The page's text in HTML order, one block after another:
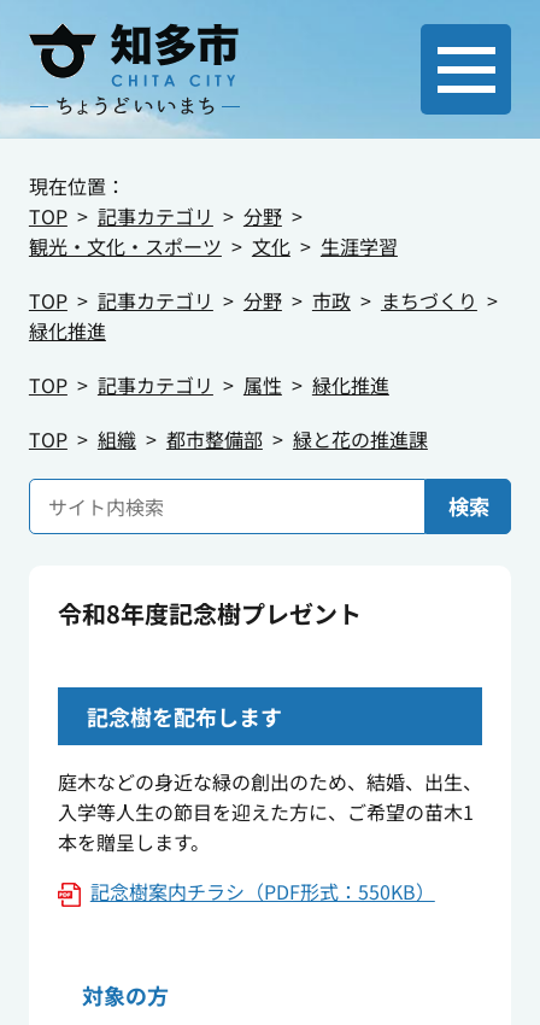
現在位置：
TOP
記事カテゴリ
分野
観光・文化・スポーツ
文化
生涯学習
TOP
記事カテゴリ 分野 市政
まちづくり
緑化推進
TOP
記事カテゴリ 属性
緑化推進
TOP
組織 都市整備部 緑と花の推進課
検索
令和8年度記念樹プレゼント
記念樹を配布します
庭木などの身近な緑の創出のため、結婚、出生、
入学等人生の節目を迎えた方に、ご希望の苗木1
本を贈呈します。
記念樹案内チラシ（PDF形式：550KB）
対象の方